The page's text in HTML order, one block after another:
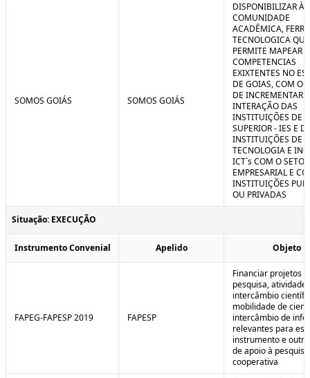
SOMOS GOIÁS SOMOS GOIÁS
DISPONIBILIZAR À
COMUNIDADE
ACADÊMICA,
TECNOLOGICA QUE
PERMITE MAPEAR
COMPETENCIAS
EXIXTENTES NO
DE GOIAS, COM O
DE INCREMENTAR A
INTERAÇÃO DAS
INSTITUIÇÕES DE
SUPERIOR - IES E
INSTITUIÇÕES DE
TECNOLOGIA E
ICT`s COM O SETOR
EMPRESARIAL E
INSTITUIÇÕES
OU PRIVADAS
Situação: EXECUÇÃO
Instrumento Convenial Apelido Objeto
FAPEG-FAPESP 2019 FAPESP
Financiar projetos
pesquisa,
intercâmbio
mobilidade de
intercâmbio de
relevantes para
instrumento e
de apoio à pesquisa
cooperativa